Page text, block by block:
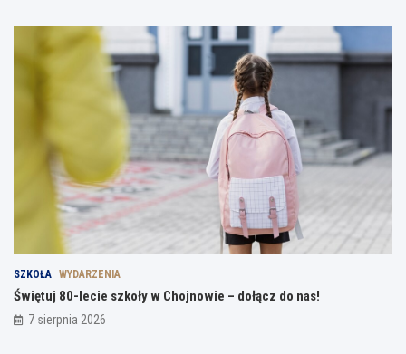
SZKOŁA WYDARZENIA
Świętuj 80-lecie szkoły w Chojnowie – dołącz do nas!
7 sierpnia 2026